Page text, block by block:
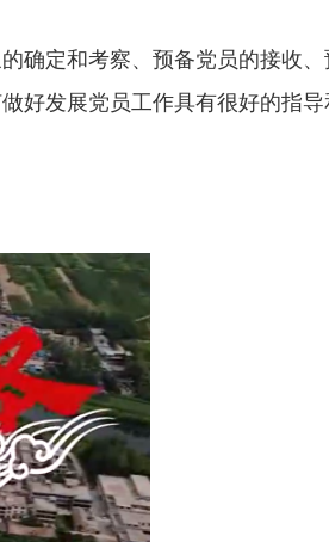
确定和考察、预备党员的接收、
好发展党员工作具有很好的指导